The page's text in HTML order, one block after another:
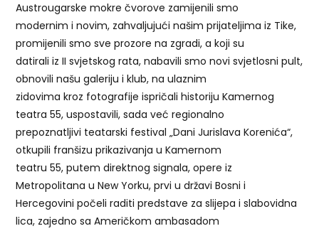
Austrougarske mokre čvorove zamijenili smo
modernim i novim, zahvaljujući našim prijateljima iz Tike,
promijenili smo sve prozore na zgradi, a koji su
datirali iz II svjetskog rata, nabavili smo novi svjetlosni pult,
obnovili našu galeriju i klub, na ulaznim
zidovima kroz fotografije ispričali historiju Kamernog
teatra 55, uspostavili, sada već regionalno
prepoznatljivi teatarski festival „Dani Jurislava Korenića“,
otkupili franšizu prikazivanja u Kamernom
teatru 55, putem direktnog signala, opere iz
Metropolitana u New Yorku, prvi u državi Bosni i
Hercegovini počeli raditi predstave za slijepa i slabovidna
lica, zajedno sa Američkom ambasadom